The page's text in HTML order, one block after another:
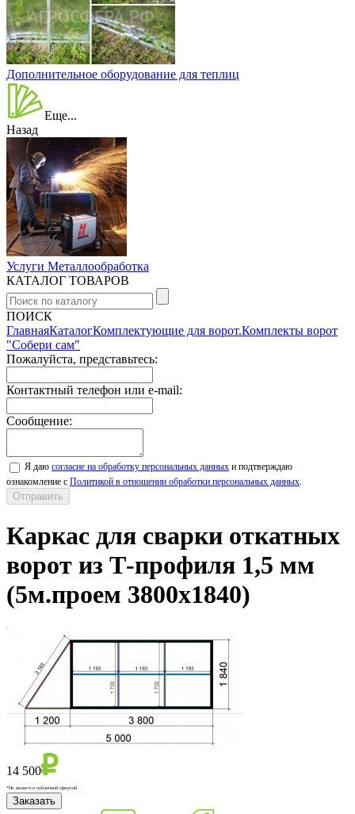
Дополнительное оборудование для теплиц
Еще...
Назад
Услуги Металлообработка
КАТАЛОГ ТОВАРОВ
ПОИСК
ГлавнаяКаталогКомплектующие для ворот.Комплекты ворот
"Собери сам"
Пожалуйста, представьтесь:
Контактный телефон или e-mail:
Сообщение:
Я даю согласие на обработку персональных данных и подтверждаю
ознакомление с Политикой в отношении обработки персональных данных.
Каркас для сварки откатных
ворот из Т-профиля 1,5 мм
(5м.проем 3800х1840)
14 500
*Не является публичной офертой